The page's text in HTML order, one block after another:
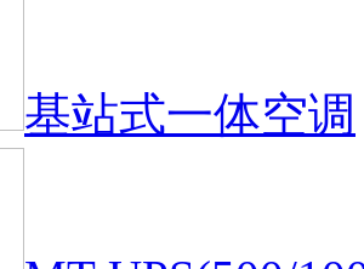
基站式一体空调